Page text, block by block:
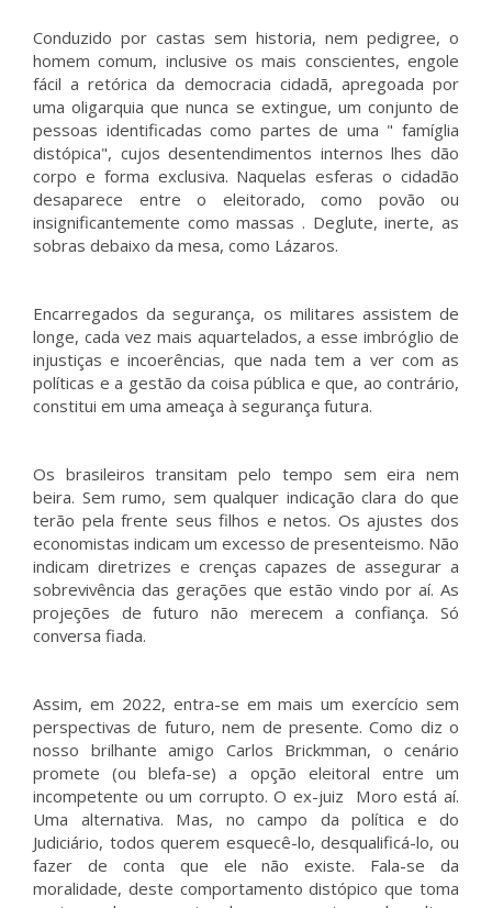
Conduzido por castas sem historia, nem pedigree, o
homem comum, inclusive os mais conscientes, engole
fácil a retórica da democracia cidadã, apregoada por
uma oligarquia que nunca se extingue, um conjunto de
pessoas identificadas como partes de uma " famíglia
distópica", cujos desentendimentos internos lhes dão
corpo e forma exclusiva. Naquelas esferas o cidadão
desaparece entre o eleitorado, como povão ou
insignificantemente como massas . Deglute, inerte, as
sobras debaixo da mesa, como Lázaros.
Encarregados da segurança, os militares assistem de
longe, cada vez mais aquartelados, a esse imbróglio de
injustiças e incoerências, que nada tem a ver com as
políticas e a gestão da coisa pública e que, ao contrário,
constitui em uma ameaça à segurança futura.
Os brasileiros transitam pelo tempo sem eira nem
beira. Sem rumo, sem qualquer indicação clara do que
terão pela frente seus filhos e netos. Os ajustes dos
economistas indicam um excesso de presenteismo. Não
indicam diretrizes e crenças capazes de assegurar a
sobrevivência das gerações que estão vindo por aí. As
projeções de futuro não merecem a confiança. Só
conversa fiada.
Assim, em 2022, entra-se em mais um exercício sem
perspectivas de futuro, nem de presente. Como diz o
nosso brilhante amigo Carlos Brickmman, o cenário
promete (ou blefa-se) a opção eleitoral entre um
incompetente ou um corrupto. O ex-juiz Moro está aí.
Uma alternativa. Mas, no campo da política e do
Judiciário, todos querem esquecê-lo, desqualificá-lo, ou
fazer de conta que ele não existe. Fala-se da
moralidade, deste comportamento distópico que toma